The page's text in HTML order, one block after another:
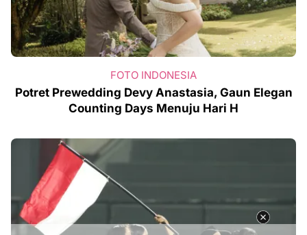
FOTO INDONESIA
Potret Prewedding Devy Anastasia, Gaun Elegan
Counting Days Menuju Hari H